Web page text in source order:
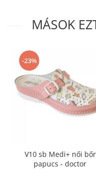
MÁSOK
-23%
V10 sb Medi+ női bőr
papucs - doctor